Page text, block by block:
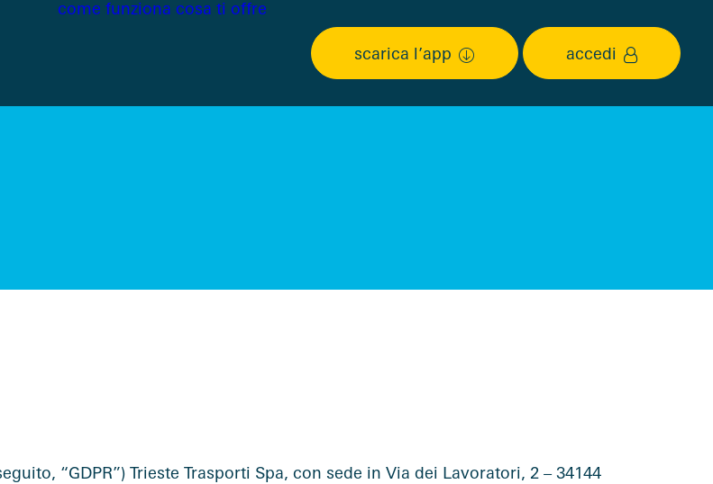
come funziona cosa ti offre
scarica l’app accedi
“GDPR”) Trieste Trasporti Spa, con sede in Via dei Lavoratori, 2 – 34144